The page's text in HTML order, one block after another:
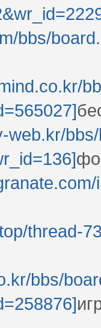
bbs/
web.kr/
thread-
bbs/